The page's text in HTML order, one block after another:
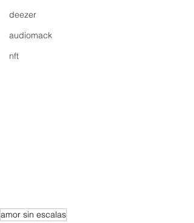
deezer
audiomack
nft
amor sin escalas